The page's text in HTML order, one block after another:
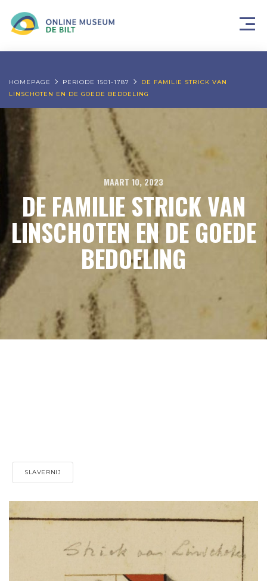
HOMEPAGE PERIODE 1501-1787
DE FAMILIE STRICK VAN
LINSCHOTEN EN DE GOEDE BEDOELING
MAART 10, 2023
DE FAMILIE STRICK VAN
LINSCHOTEN EN DE GOEDE
BEDOELING
SLAVERNIJ